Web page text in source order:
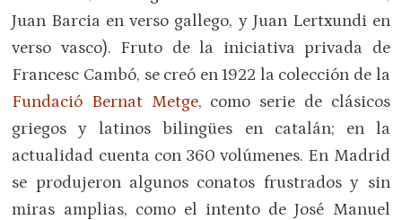
Juan Barcia en verso gallego, y Juan Lertxundi en
verso vasco). Fruto de la iniciativa privada de
Francesc Cambó, se creó en 1922 la colección de la
Fundació Bernat Metge, como serie de clásicos
griegos y latinos bilingües en catalán; en la
actualidad cuenta con 360 volúmenes. En Madrid
se produjeron algunos conatos frustrados y sin
miras amplias, como el intento de José Manuel